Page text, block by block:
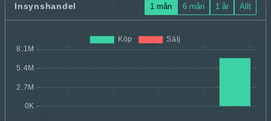
Insynshandel 1 mån 6 mån 1 år Allt